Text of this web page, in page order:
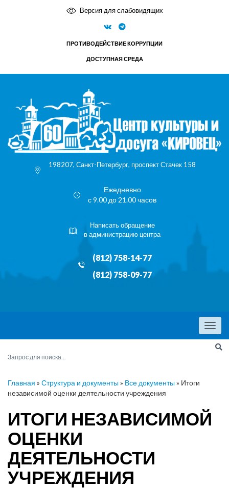
Версия для слабовидящих
ПРОТИВОДЕЙСТВИЕ КОРРУПЦИИ
ДОСТУПНАЯ СРЕДА
198207, Санкт-Петербург, проспект Стачек 158
Ежедневно
с 9.00 до 21.00 часов
Написать обращение
в администрацию центра
(812) 758-14-77
(812) 758-09-77
Menu
Главная » Структура и документы» Все документы» Итоги
независимой оценки деятельности учреждения
ИТОГИ НЕЗАВИСИМОЙ
ОЦЕНКИ
ДЕЯТЕЛЬНОСТИ
УЧРЕЖДЕНИЯ